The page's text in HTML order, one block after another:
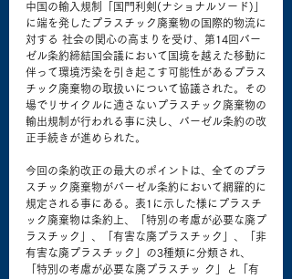
中国の輸入規制「国門利剣(ナショナルソード)」
に端を発したプラスチック廃棄物の国際的物流に
対する 社会の関心の高まりを受け、第14回バー
ゼル条約締結国会議において国境を越えた移動に
伴って環境汚染を引き起こす可能性があるプラス
チック廃棄物の取扱いについて協議された。その
場でリサイクルに適さないプラスチック廃棄物の
輸出規制が行われる事に決し、バーゼル条約の改
正手続きが進められた。
今回の条約改正の最大のポイントは、全てのプラ
スチック廃棄物がバーゼル条約において網羅的に
規定される事にある。表1に示した様にプラスチ
ック廃棄物は条約上、「特別の考慮が必要な廃プ
ラスチック」、「有害な廃プラスチック」、「非
有害な廃プラスチック」の3種類に分類され、
「特別の考慮が必要な廃プラスチッ ク」と「有